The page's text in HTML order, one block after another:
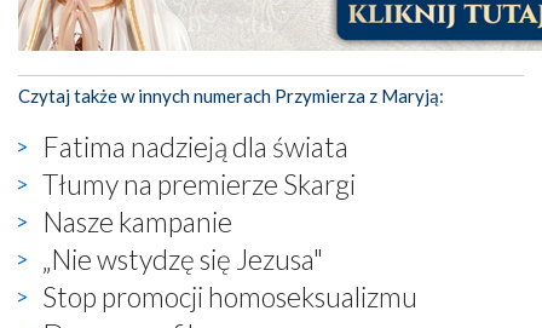
Czytaj także w innych numerach Przymierza z Maryją:
Fatima nadzieją dla świata
Tłumy na premierze Skargi
Nasze kampanie
„Nie wstydzę się Jezusa"
Stop promocji homoseksualizmu